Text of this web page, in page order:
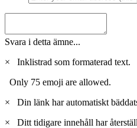
Svara i detta ämne...
×
Inklistrad som formaterad text.
Only 75 emoji are allowed.
×
Din länk har automatiskt
×
Ditt tidigare innehåll har